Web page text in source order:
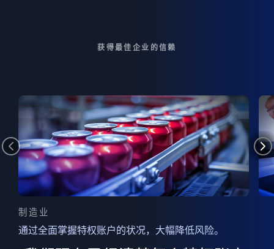
获得最佳企业的信赖
制造业
通过全面掌握特权账户的状况，大幅降低风险。